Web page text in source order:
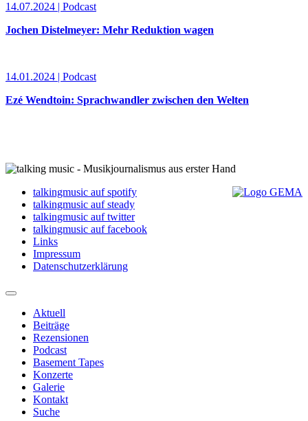
14.07.2024 | Podcast
Jochen Distelmeyer: Mehr Reduktion wagen
14.01.2024 | Podcast
Ezé Wendtoin: Sprachwandler zwischen den Welten
talkingmusic auf spotify
talkingmusic auf steady
talkingmusic auf twitter
talkingmusic auf facebook
Links
Impressum
Datenschutzerklärung
Aktuell
Beiträge
Rezensionen
Podcast
Basement Tapes
Konzerte
Galerie
Kontakt
Suche